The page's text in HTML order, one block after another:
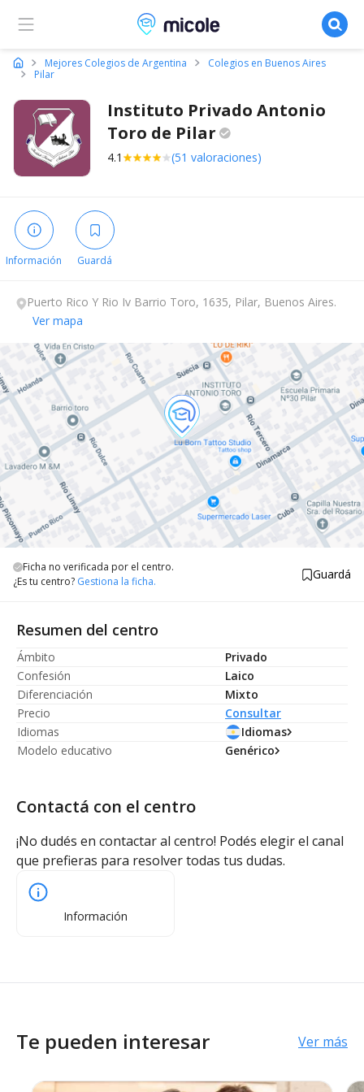
Micole, buscador de colegios
Mejores Colegios de Argentina
Colegios en Buenos Aires
Pilar
Instituto Privado Antonio
Toro de Pilar
4.1 (51 valoraciones)
Información Guardá
Puerto Rico Y Rio Iv Barrio Toro, 1635, Pilar, Buenos Aires.
Ver mapa
Ficha no verificada por el centro.
¿Es tu centro? Gestiona la ficha. Guardá
Resumen del centro
Ámbito
Privado
Confesión
Laico
Diferenciación
Mixto
Precio
Consultar
Idiomas
Idiomas
Modelo educativo
Genérico
Contactá con el centro
¡No dudés en contactar al centro! Podés elegir el canal
que prefieras para resolver todas tus dudas.
Información
Te pueden interesar Ver más